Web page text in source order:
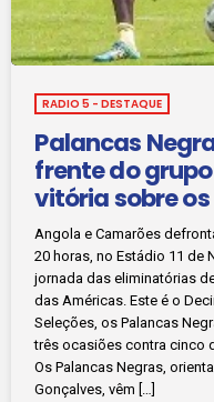
RADIO 5 - DESTAQUE
Palancas
frente do
vitória sobre
Angola e Camarões
20 horas, no Estádio 11 de
jornada das eliminatórias
das Américas. Este é o
Seleções, os Palancas
três ocasiões contra cinco
Os Palancas Negras,
Gonçalves, vêm […]